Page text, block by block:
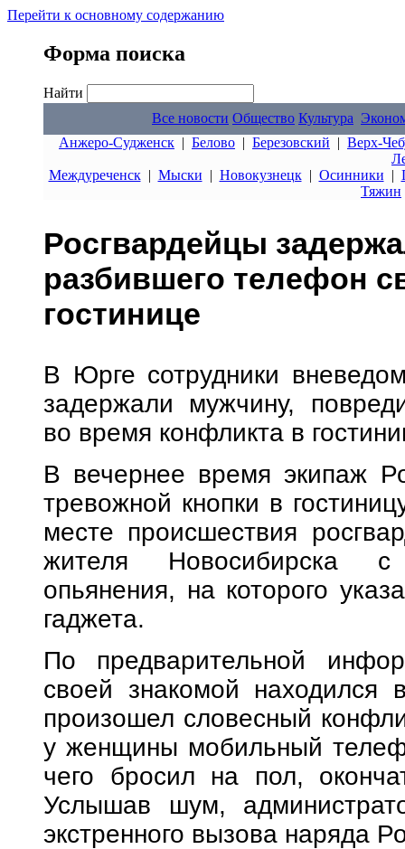
Перейти к основному содержанию
Форма поиска
Найти
Все новости Общество Культура
Анжеро-Судженск | Белово | Березовский | Верх-
Междуреченск| Мыски | Новокузнецк| Осинники |
Тяжин
Росгвардейцы
разбившего телефон
гостинице
В Юрге сотрудники
задержали мужчину,
во время конфликта в
В вечернее время экипаж
тревожной кнопки в
месте происшествия
жителя Новосибирска с
опьянения, на которого
гаджета.
По предварительной
своей знакомой находился
произошел словесный
у женщины мобильный
чего бросил на пол,
Услышав шум,
экстренного вызова наряда